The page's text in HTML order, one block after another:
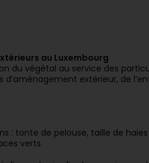
au Luxembourg
du végétal au service des
extérieur, de
: tonte de pelouse, taille de
verts.